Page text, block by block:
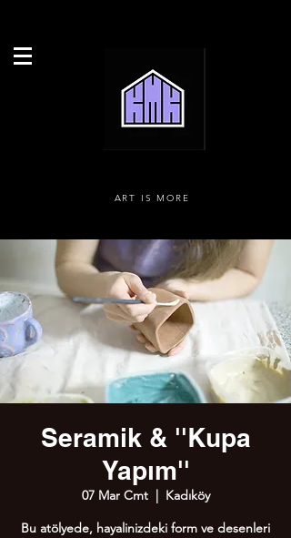
ART IS MORE
Seramik & ''Kupa
Yapım''
07 Mar Cmt
  |
Kadıköy
Bu atölyede, hayalinizdeki form ve desenleri